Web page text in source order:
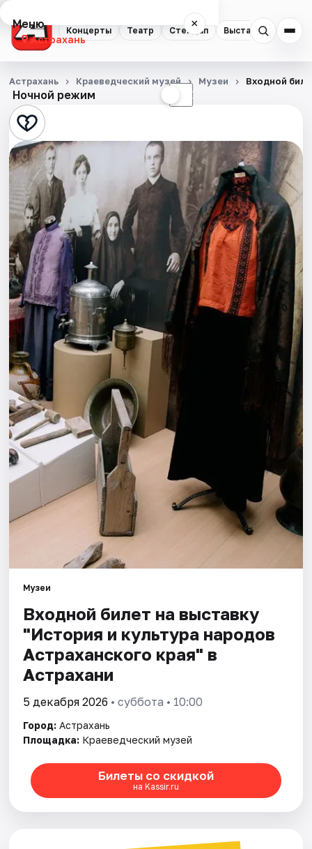
Концерты Театр Стендап Выставки
Меню ×
Астрахань
Концерты
Театр
Стендап
Выставки
Квесты
Экскурсии
Спорт
События
Города
Площадки
Артисты
Рейтинги
Ночной режим ☾
Астрахань Краеведческий музей Музеи Входной
Музеи
Входной билет на выставку
"История и культура народов
Астраханского края" в
Астрахани
5 декабря 2026 • суббота • 10:00
Город: Астрахань
Площадка: Краеведческий музей
Билеты со скидкой
на Kassir.ru